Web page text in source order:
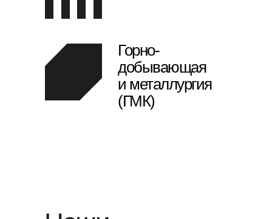
Горно-
добывающая
и металлургия
(ГМК)